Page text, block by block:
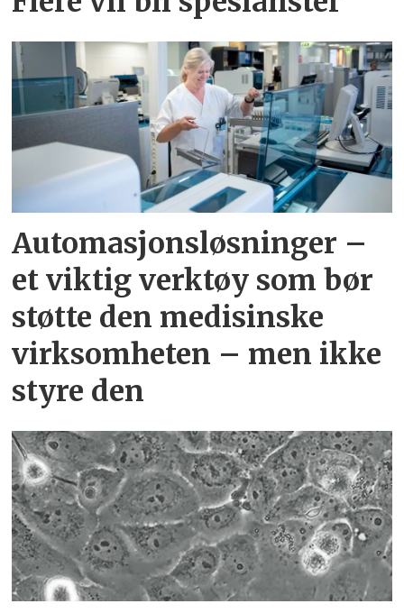
Automasjonsløsninger –
et viktig verktøy som bør
støtte den medisinske
virksomheten – men ikke
styre den